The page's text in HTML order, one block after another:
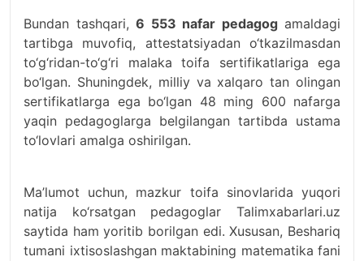
Bundan tashqari, 6 553 nafar pedagogamaldagi
tartibga muvofiq, attestatsiyadan o‘tkazilmasdan
to‘g‘ridan-to‘g‘ri malaka toifa sertifikatlariga ega
bo‘lgan. Shuningdek, milliy va xalqaro tan olingan
sertifikatlarga ega bo‘lgan 48 ming 600 nafarga
yaqin pedagoglarga belgilangan tartibda ustama
to‘lovlari amalga oshirilgan.
Ma’lumot uchun, mazkur toifa sinovlarida yuqori
natija ko‘rsatgan pedagoglar Talimxabarlari.uz
saytida ham yoritib borilgan edi. Xususan, Beshariq
tumani ixtisoslashgan maktabining matematika fani